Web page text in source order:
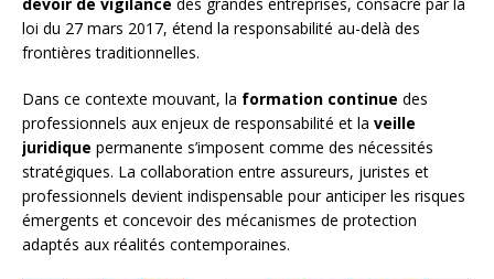
loi du 27 mars 2017, étend la responsabilité au-delà des
frontières traditionnelles.
Dans ce contexte mouvant, la formation continue des
professionnels aux enjeux de responsabilité et la veille
juridique permanente s’imposent comme des nécessités
stratégiques. La collaboration entre assureurs, juristes et
professionnels devient indispensable pour anticiper les risques
émergents et concevoir des mécanismes de protection
adaptés aux réalités contemporaines.